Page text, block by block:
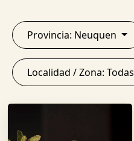
Provincia: Neuquen
Localidad / Zona: Todas